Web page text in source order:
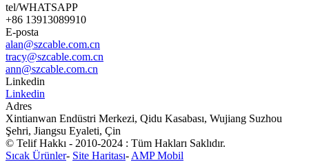
tel/WHATSAPP
+86 13913089910
E-posta
alan@szcable.com.cn
tracy@szcable.com.cn
ann@szcable.com.cn
Linkedin
Linkedin
Adres
Xintianwan Endüstri Merkezi, Qidu Kasabası, Wujiang Suzhou
Şehri, Jiangsu Eyaleti, Çin
© Telif Hakkı - 2010-2024 : Tüm Hakları Saklıdır.
Sıcak Ürünler- Site Haritası- AMP Mobil